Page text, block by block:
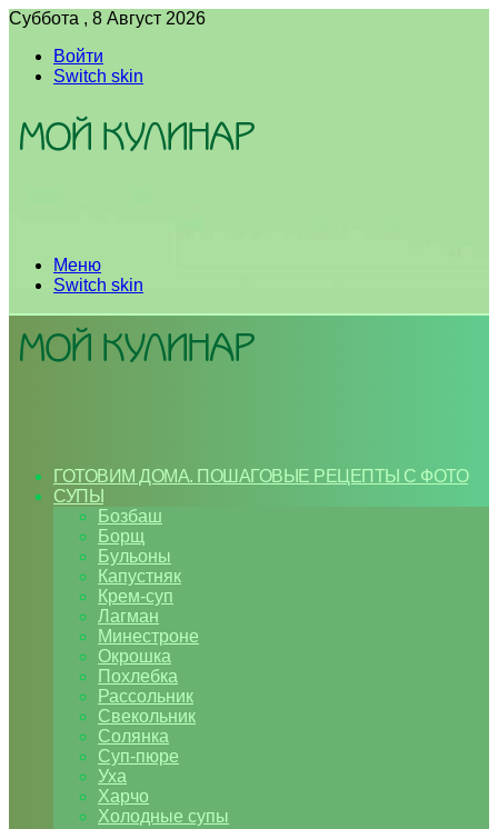
Суббота , 8 Август 2026
Войти
Switch skin
Меню
Switch skin
ГОТОВИМ ДОМА. ПОШАГОВЫЕ РЕЦЕПТЫ С ФОТО
СУПЫ
Бозбаш
Борщ
Бульоны
Капустняк
Крем-суп
Лагман
Минестроне
Окрошка
Похлебка
Рассольник
Свекольник
Солянка
Суп-пюре
Уха
Харчо
Холодные супы